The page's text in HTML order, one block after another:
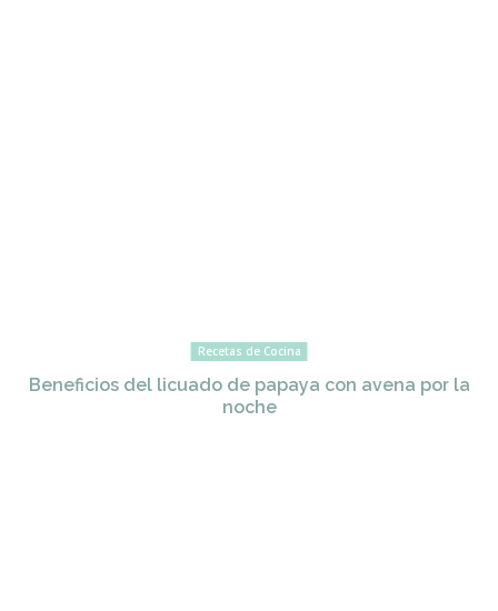
Recetas de Cocina
Beneficios del licuado de papaya con avena por la
noche